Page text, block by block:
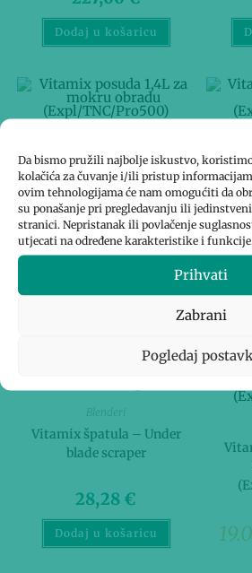
Da bismo pružili najbolje iskustvo,
kolačića za čuvanje i/ili pristup
ovim tehnologijama će nam omogućiti da
su ponašanje pri pregledavanju ili
stranici. Nepristanak ili povlačenje
utjecati na određene karakteristike i funkcije.
Prihvati
Zabrani
Pogledaj
Dodaj u košaricu
Vitamix posuda 1,4L za
mokru obradu
(Expl/TNC/Pro500)
18.08 € mjesečno
Blenderi
Vitamix špatula – Under
blade scraper
28,28 €
Dodaj u košaricu